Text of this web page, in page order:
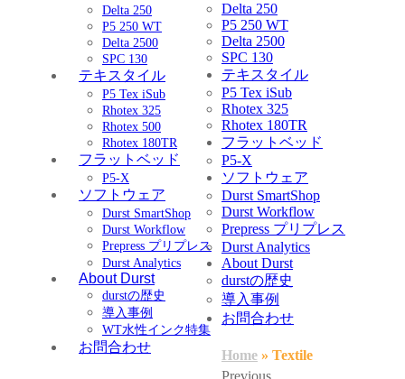
Delta 250
P5 250 WT
Delta 2500
SPC 130
テキスタイル
P5 Tex iSub
Rhotex 325
Rhotex 500
Rhotex 180TR
フラットベッド
P5-X
ソフトウェア
Durst SmartShop
Durst Workflow
Prepress プリプレス
Durst Analytics
About Durst
durstの歴史
導入事例
WT水性インク特集
お問合わせ
Delta 250
P5 250 WT
Delta 2500
SPC 130
テキスタイル
P5 Tex iSub
Rhotex 325
Rhotex 180TR
フラットベッド
P5-X
ソフトウェア
Durst SmartShop
Durst Workflow
Prepress プリプレス
Durst Analytics
About Durst
durstの歴史
導入事例
お問合わせ
Home » Textile
Previous